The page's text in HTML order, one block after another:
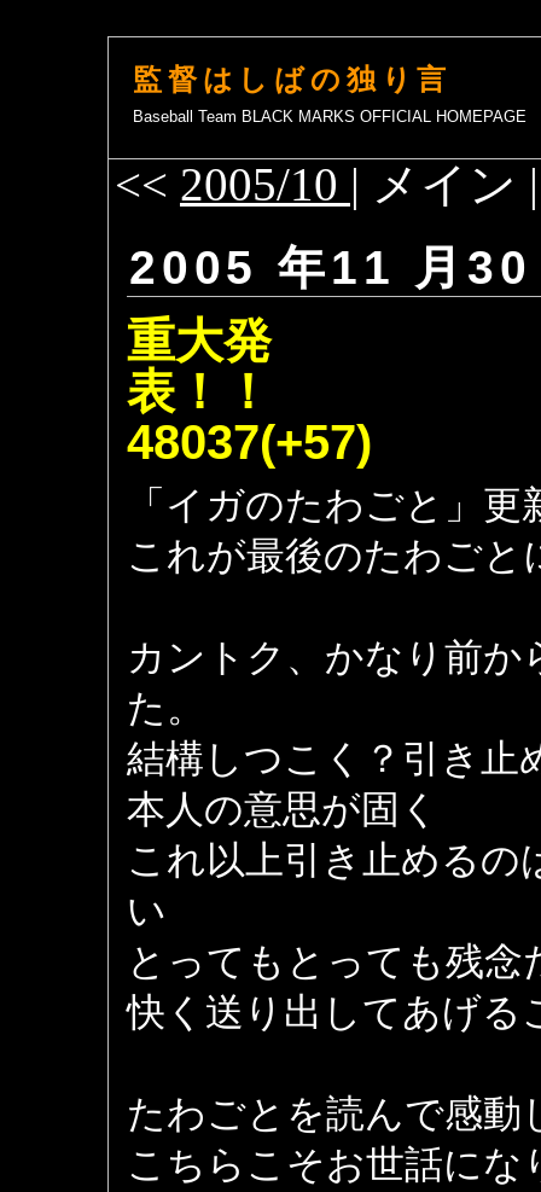
監督はしばの独り言
Baseball Team BLACK MARKS OFFICIAL HOMEPAGE
<< 2005/10 | メイン
2005 年11 月
重大発
表
48037(+57)
「イガのたわごと」
これが最後のたわご
カントク、かなり前
た。
結構しつこく？引き止
本人の意思が固く
これ以上引き止めるの
い
とってもとっても残念
快く送り出してあげる
たわごとを読んで感動
こちらこそお世話にな